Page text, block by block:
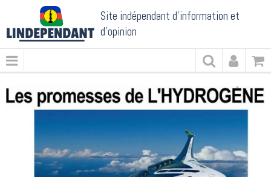
Site indépendant d'information et
d'opinion